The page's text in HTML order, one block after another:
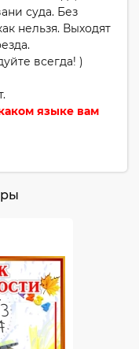
суда. Без
нельзя. Выходят
всегда! )
языке вам